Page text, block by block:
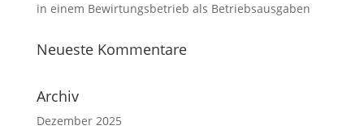
in einem Bewirtungsbetrieb als Betriebsausgaben
Neueste Kommentare
Archiv
Dezember 2025